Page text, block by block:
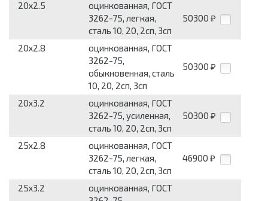
20x2.5
оцинкованная, ГОСТ
3262-75, легкая,
сталь 10, 20, 2сп, 3сп
50300 ₽
20x2.8
оцинкованная, ГОСТ
3262-75,
обыкновенная, сталь
10, 20, 2сп, 3сп
50300 ₽
20x3.2
оцинкованная, ГОСТ
3262-75, усилен­ная,
сталь 10, 20, 2сп, 3сп
50300 ₽
25x2.8
оцинкованная, ГОСТ
3262-75, легкая,
сталь 10, 20, 2сп, 3сп
46900 ₽
25x3.2
оцинкованная, ГОСТ